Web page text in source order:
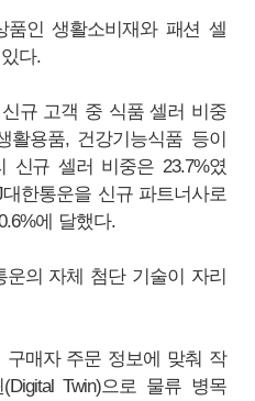
품인 생활소비재와 패션 셀
다.
규 고객 중 식품 셀러 비중
활용품, 건강기능식품 등이
신규 셀러 비중은 23.7%였
한통운을 신규 파트너사로
에 달했다.
의 자체 첨단 기술이 자리
구매자 주문 정보에 맞춰 작
Twin)으로 물류 병목